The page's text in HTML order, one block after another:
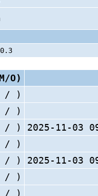
O)
/ )
/ )
/ ) 2025-11-03
/ )
/ )
2025-11-03
/ )
/ )